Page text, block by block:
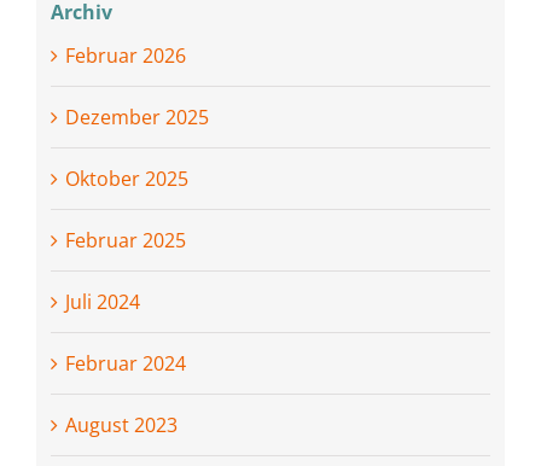
Archiv
Februar 2026
Dezember 2025
Oktober 2025
Februar 2025
Juli 2024
Februar 2024
August 2023